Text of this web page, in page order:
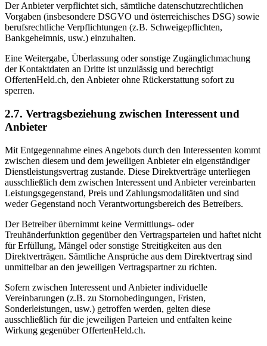
Der Anbieter verpflichtet sich, sämtliche datenschutzrechtlichen
Vorgaben (insbesondere DSGVO und österreichisches DSG) sowie
berufsrechtliche Verpflichtungen (z.B. Schweigepflichten,
Bankgeheimnis, usw.) einzuhalten.
Eine Weitergabe, Überlassung oder sonstige Zugänglichmachung
der Kontaktdaten an Dritte ist unzulässig und berechtigt
OffertenHeld.ch, den Anbieter ohne Rückerstattung sofort zu
sperren.
2.7. Vertragsbeziehung zwischen Interessent und
Anbieter
Mit Entgegennahme eines Angebots durch den Interessenten kommt
zwischen diesem und dem jeweiligen Anbieter ein eigenständiger
Dienstleistungsvertrag zustande. Diese Direktverträge unterliegen
ausschließlich dem zwischen Interessent und Anbieter vereinbarten
Leistungsgegenstand, Preis und Zahlungsmodalitäten und sind
weder Gegenstand noch Verantwortungsbereich des Betreibers.
Der Betreiber übernimmt keine Vermittlungs- oder
Treuhänderfunktion gegenüber den Vertragsparteien und haftet nicht
für Erfüllung, Mängel oder sonstige Streitigkeiten aus den
Direktverträgen. Sämtliche Ansprüche aus dem Direktvertrag sind
unmittelbar an den jeweiligen Vertragspartner zu richten.
Sofern zwischen Interessent und Anbieter individuelle
Vereinbarungen (z.B. zu Stornobedingungen, Fristen,
Sonderleistungen, usw.) getroffen werden, gelten diese
ausschließlich für die jeweiligen Parteien und entfalten keine
Wirkung gegenüber OffertenHeld.ch.